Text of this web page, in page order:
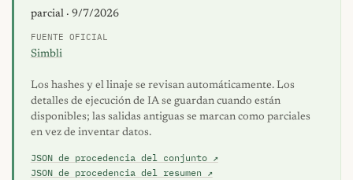
parcial · 9/7/2026
FUENTE OFICIAL
Simbli
Los hashes y el linaje se revisan automáticamente. Los
detalles de ejecución de IA se guardan cuando están
disponibles; las salidas antiguas se marcan como parciales
en vez de inventar datos.
JSON de procedencia del conjunto ↗
JSON de procedencia del resumen ↗